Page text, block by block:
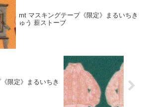
mt マスキングテープ《限定》まるいちき
ゅう 薪ストーブ
限定》まるいちき